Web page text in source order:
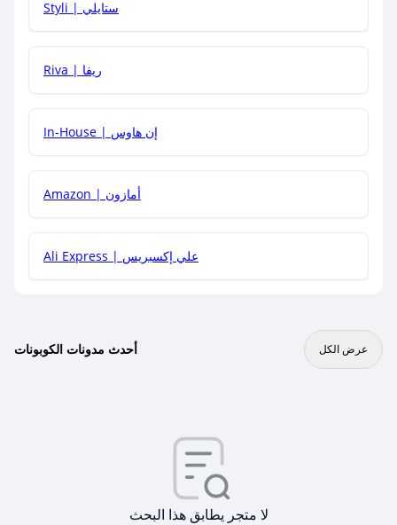
هل يمكنني جمع كود خصم مع العروض الأخرى؟
Styli | ستايلي
Riva | ريفا
In-House | إن هاوس
Amazon | أمازون
Ali Express | علي إكسبريس
أحدث مدونات الكوبونات عرض الكل
لا متجر يطابق هذا البحث